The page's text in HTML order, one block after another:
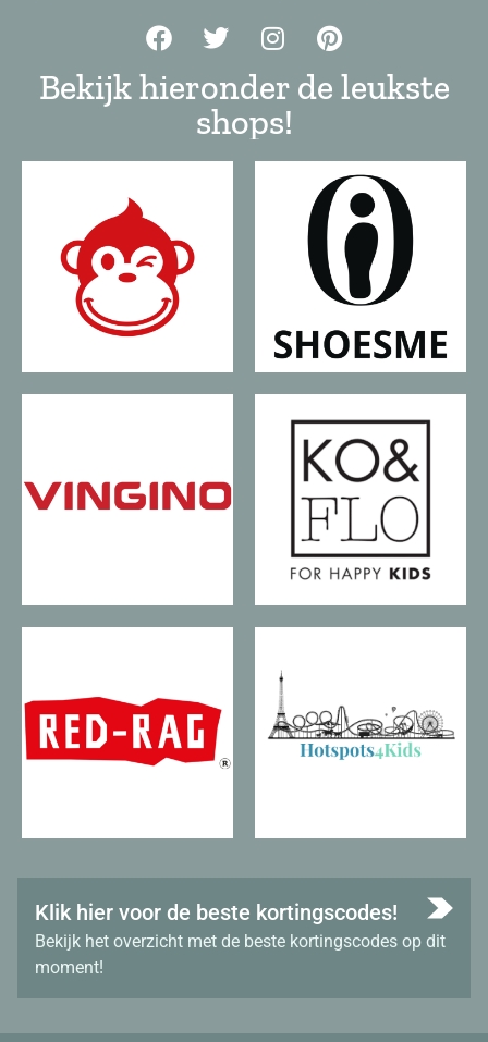
Bekijk hieronder de leukste
shops!
Klik hier voor de beste kortingscodes!
Bekijk het overzicht met de beste kortingscodes op dit
moment!